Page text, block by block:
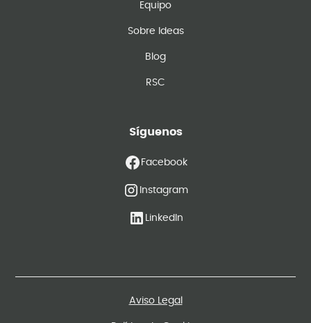
Equipo
Sobre Ideas
Blog
RSC
Síguenos
Facebook
Instagram
LinkedIn
Aviso Legal